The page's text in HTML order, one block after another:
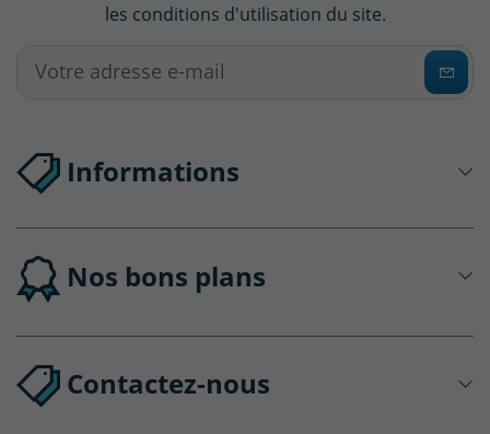
les conditions d'utilisation du site.
Informations
Nos bons plans
Contactez-nous